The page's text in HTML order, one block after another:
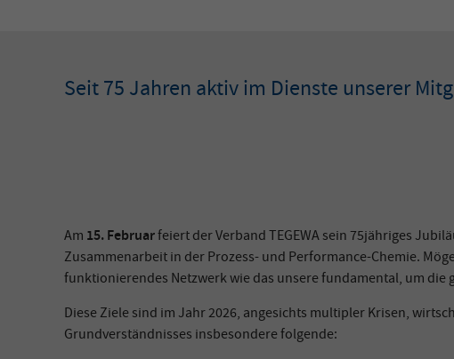
Seit 75 Jahren aktiv im Dienste unserer
Am 15. Februarfeiert der Verband TEGEWA sein 75jähriges
Zusammenarbeit in der Prozess- und Performance-Chemie.
funktionierendes Netzwerk wie das unsere fundamental, um die
Diese Ziele sind im Jahr 2026, angesichts multipler Krisen,
Grundverständnisses insbesondere folgende: